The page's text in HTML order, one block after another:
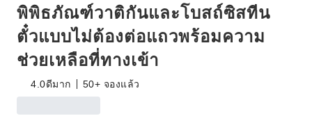
พิพิธภัณฑ์วาติกันและโบสถ์ซิสทีน
ตั๋วแบบไม่ต้องต่อแถวพร้อมความ
ช่วยเหลือที่ทางเข้า
4.0ดีมาก 50+ จองแล้ว